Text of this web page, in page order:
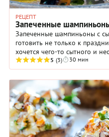
РЕЦЕПТ
Запеченные
Запеченные шампиньоны с
готовить не только к
хочется чего-то сытного и
отличие от других вариантов
5 (3) 30 мин